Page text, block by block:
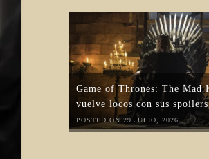
Game of Thrones: The Mad
vuelve locos con sus spoilers
POSTED ON 29 JULIO, 2026